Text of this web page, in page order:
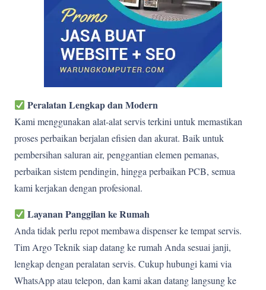
Peralatan Lengkap dan Modern
Kami menggunakan alat-alat servis terkini untuk memastikan
proses perbaikan berjalan efisien dan akurat. Baik untuk
pembersihan saluran air, penggantian elemen pemanas,
perbaikan sistem pendingin, hingga perbaikan PCB, semua
kami kerjakan dengan profesional.
Layanan Panggilan ke Rumah
Anda tidak perlu repot membawa dispenser ke tempat servis.
Tim Argo Teknik siap datang ke rumah Anda sesuai janji,
lengkap dengan peralatan servis. Cukup hubungi kami via
WhatsApp atau telepon, dan kami akan datang langsung ke